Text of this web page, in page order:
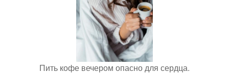
Пить кофе вечером опасно для сердца.